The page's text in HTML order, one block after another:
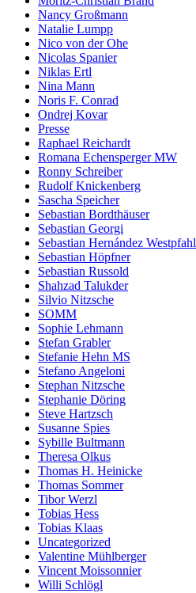
Nancy Großmann
Natalie Lumpp
Nico von der Ohe
Nicolas Spanier
Niklas Ertl
Nina Mann
Noris F. Conrad
Ondrej Kovar
Presse
Raphael Reichardt
Romana Echensperger MW
Ronny Schreiber
Rudolf Knickenberg
Sascha Speicher
Sebastian Bordthäuser
Sebastian Georgi
Sebastian Hernández Westpfahl
Sebastian Höpfner
Sebastian Russold
Shahzad Talukder
Silvio Nitzsche
SOMM
Sophie Lehmann
Stefan Grabler
Stefanie Hehn MS
Stefano Angeloni
Stephan Nitzsche
Stephanie Döring
Steve Hartzsch
Susanne Spies
Sybille Bultmann
Theresa Olkus
Thomas H. Heinicke
Thomas Sommer
Tibor Werzl
Tobias Hess
Tobias Klaas
Uncategorized
Valentine Mühlberger
Vincent Moissonnier
Willi Schlögl